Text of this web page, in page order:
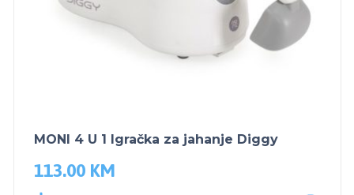
MONI 4 U 1 Igračka za jahanje Diggy
113.00 KM